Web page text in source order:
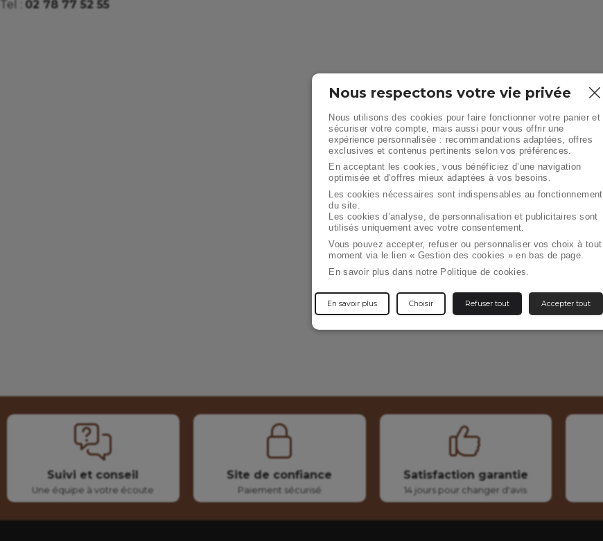
Tel : 02 78 77 52 55
Suivi et conseil
Une équipe à votre écoute
Site de confiance
Paiement sécurisé
Satisfaction garantie
14 jours pour changer d'avis
Nous respectons votre vie privée
Nous utilisons des cookies pour faire fonctionner votre panier et
sécuriser votre compte, mais aussi pour vous offrir une
expérience personnalisée : recommandations adaptées, offres
exclusives et contenus pertinents selon vos préférences.
En acceptant les cookies, vous bénéficiez d’une navigation
optimisée et d’offres mieux adaptées à vos besoins.
Les cookies nécessaires sont indispensables au fonctionnement
du site.
Les cookies d’analyse, de personnalisation et publicitaires sont
utilisés uniquement avec votre consentement.
Vous pouvez accepter, refuser ou personnaliser vos choix à tout
moment via le lien « Gestion des cookies » en bas de page.
En savoir plus dans notre Politique de cookies.
En savoir plus Choisir Refuser tout Accepter tout